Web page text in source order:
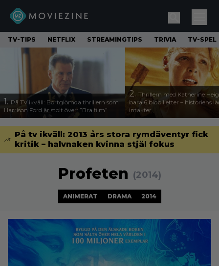
TV-TIPS NETFLIX STREAMINGTIPS TRIVIA TV-SPEL
1. På TV ikväll: Bortglömda thrillern som
Harrison Ford är stolt över: ”Bra film”
2. Thrillern med Katherine
bara 6 biobiljetter – historiens
intäkter
På tv ikväll: 2013 års stora rymdäventyr fick
kritik – halvnaken kvinna stjäl fokus
Profeten (2014)
ANIMERAT DRAMA 2014